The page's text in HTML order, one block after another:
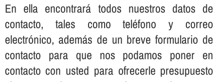
En ella encontrará todos nuestros datos de
contacto, tales como teléfono y correo
electrónico, además de un breve formulario de
contacto para que nos podamos poner en
contacto con usted para ofrecerle presupuesto